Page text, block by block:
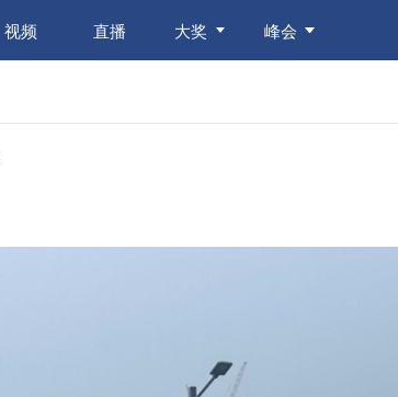
视频 直播 大奖 峰会